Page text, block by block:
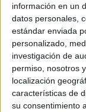
información en un
datos personales,
estándar enviada
personalizado,
investigación de
permiso, nosotros
localización
características de
su consentimiento
Lista de
significa y